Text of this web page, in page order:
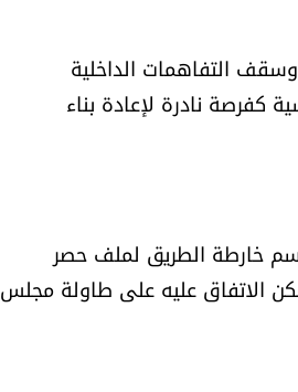
التفاهمات الداخلية
نادرة لإعادة بناء
خارطة الطريق لملف حصر
الاتفاق عليه على طاولة مجلس